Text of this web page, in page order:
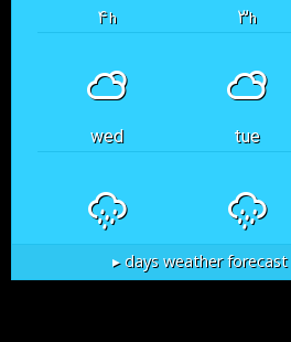
۳h ۴h
tue
wed